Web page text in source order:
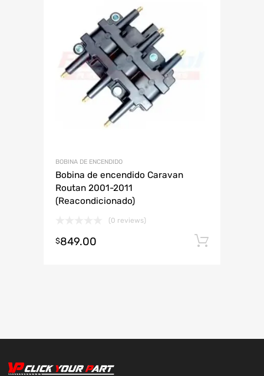
BOBINA DE ENCENDIDO
Bobina de encendido Caravan
Routan 2001-2011
(Reacondicionado)
(0 reviews)
$849.00